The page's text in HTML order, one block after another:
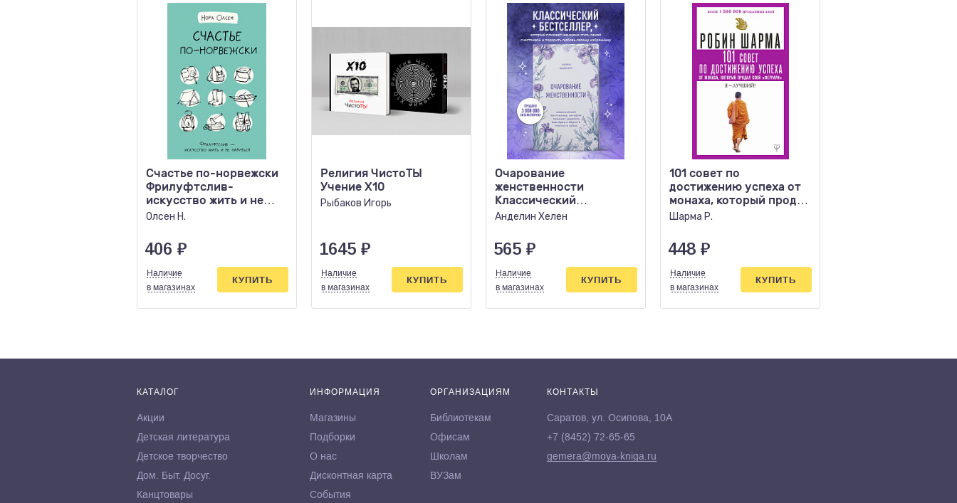
Счастье по-норвежски
Фрилуфтслив-
искусство жить и не
париться
Олсен Н.
406 ₽
Наличие
в магазинах
КУПИТЬ
Религия ЧистоТЫ
Учение Х10
Рыбаков Игорь
1645 ₽
Наличие
в магазинах
КУПИТЬ
Очарование
женственности
Классический
бестселлер, который
Анделин Хелен
565 ₽
Наличие
в магазинах
КУПИТЬ
101 совет по
достижению успеха от
монаха, который продал
свой феррари
Шарма Р.
448 ₽
Наличие
в магазинах
КУПИТЬ
КАТАЛОГ
Акции
Детская литература
Детское творчество
Дом. Быт. Досуг.
Канцтовары
ИНФОРМАЦИЯ
Магазины
Подборки
О нас
Дисконтная карта
События
ОРГАНИЗАЦИЯМ
Библиотекам
Офисам
Школам
ВУЗам
КОНТАКТЫ
Саратов, ул. Осипова, 10А
+7 (8452) 72-65-65
gemera@moya-kniga.ru